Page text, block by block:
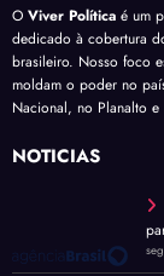
O Viver Política é um
dedicado à cobertura
brasileiro. Nosso foco
moldam o poder no
Nacional, no Planalto e
NOTÍCIAS